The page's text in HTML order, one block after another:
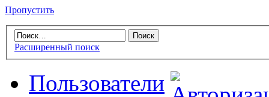
Пропустить
Расширенный поиск
Пользователи